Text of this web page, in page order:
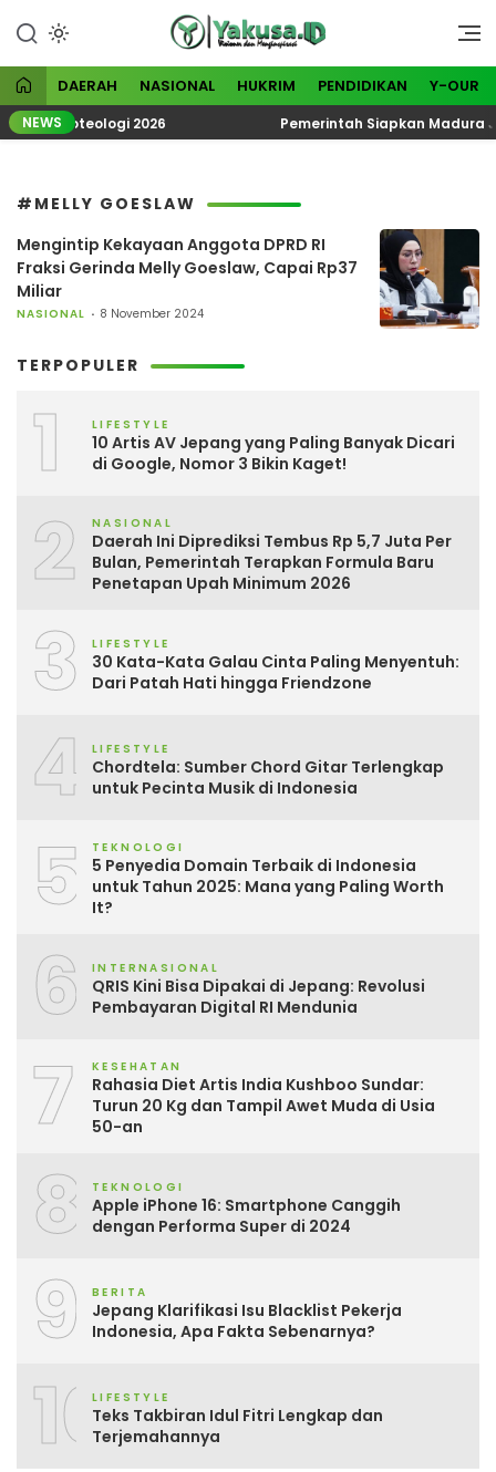
konten
Yakusa
Visioner dan Menginspirasi
DAERAH NASIONAL HUKRIM PENDIDIKAN Y-OUR
NEWSEkoteologi 2026 Pemerintah Siapkan Madura
#MELLY GOESLAW
Mengintip Kekayaan Anggota DPRD RI
Fraksi Gerinda Melly Goeslaw, Capai Rp37
Miliar
NASIONAL 8 November 2024
TERPOPULER
1 LIFESTYLE
10 Artis AV Jepang yang Paling Banyak Dicari
di Google, Nomor 3 Bikin Kaget!
2 NASIONAL
Daerah Ini Diprediksi Tembus Rp 5,7 Juta Per
Bulan, Pemerintah Terapkan Formula Baru
Penetapan Upah Minimum 2026
3 LIFESTYLE
30 Kata-Kata Galau Cinta Paling Menyentuh:
Dari Patah Hati hingga Friendzone
4 LIFESTYLE
Chordtela: Sumber Chord Gitar Terlengkap
untuk Pecinta Musik di Indonesia
5 TEKNOLOGI
5 Penyedia Domain Terbaik di Indonesia
untuk Tahun 2025: Mana yang Paling Worth
It?
6 INTERNASIONAL
QRIS Kini Bisa Dipakai di Jepang: Revolusi
Pembayaran Digital RI Mendunia
7 KESEHATAN
Rahasia Diet Artis India Kushboo Sundar:
Turun 20 Kg dan Tampil Awet Muda di Usia
50-an
8 TEKNOLOGI
Apple iPhone 16: Smartphone Canggih
dengan Performa Super di 2024
9 BERITA
Jepang Klarifikasi Isu Blacklist Pekerja
Indonesia, Apa Fakta Sebenarnya?
10LIFESTYLE
Teks Takbiran Idul Fitri Lengkap dan
Terjemahannya